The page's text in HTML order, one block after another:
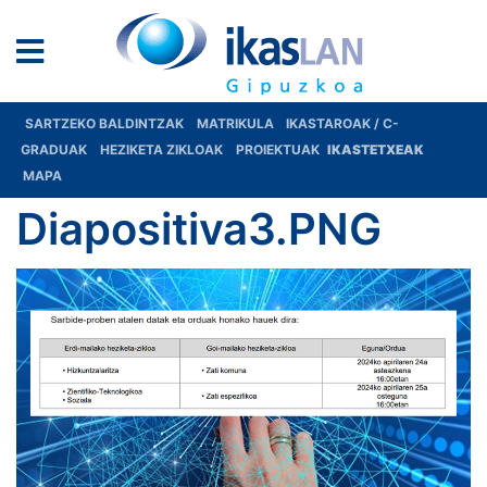
SARTZEKO BALDINTZAK MATRIKULA
IKASTAROAK / C-
GRADUAK
HEZIKETA ZIKLOAK PROIEKTUAK IKASTETXEAK
MAPA
Diapositiva3.PNG